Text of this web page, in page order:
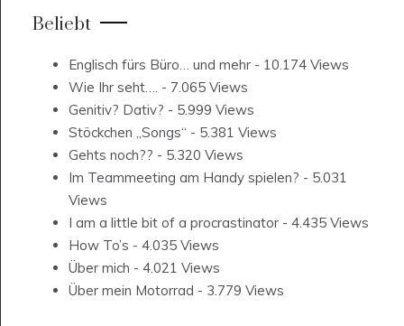
Beliebt
Englisch fürs Büro… und mehr - 10.174 Views
Wie Ihr seht…. - 7.065 Views
Genitiv? Dativ? - 5.999 Views
Stöckchen „Songs“ - 5.381 Views
Gehts noch?? - 5.320 Views
Im Teammeeting am Handy spielen? - 5.031
Views
I am a little bit of a procrastinator - 4.435 Views
How To’s - 4.035 Views
Über mich - 4.021 Views
Über mein Motorrad - 3.779 Views